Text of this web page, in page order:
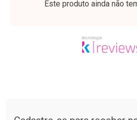
Este produto ainda não